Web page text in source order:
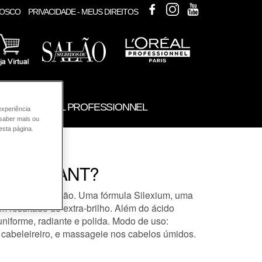
PRIVACIDADE - MEUS DIREITOS
FACEBOOKINSTAGRAM
L'ORÉAL PROFESSIONNEL
a 1º aplicação. Uma fórmula Silexium, uma
resultado de extra-brilho. Além do ácido
radiante e polida. Modo de uso:
e massageie nos cabelos úmidos.
mais ou
página.